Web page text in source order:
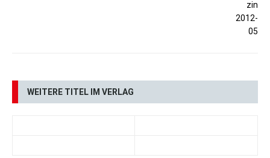
WEITERE TITEL IM VERLAG